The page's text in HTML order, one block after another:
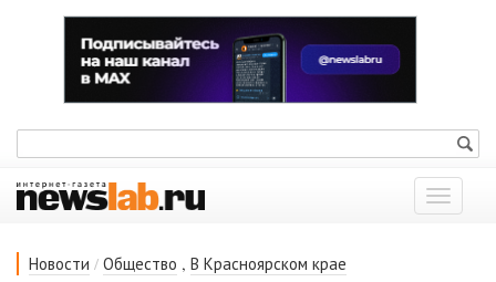
Показать
меню
Новости / Общество , В Красноярском крае